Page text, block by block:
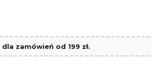
zamówień od 199 zł.